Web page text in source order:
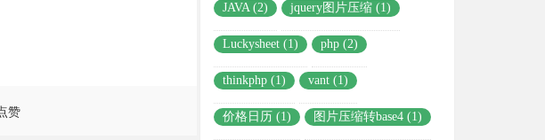
赞
JAVA (2) jquery图片压缩 (1)
Luckysheet (1) php (2)
thinkphp (1) vant (1)
价格日历 (1) 图片压缩转base4 (1)